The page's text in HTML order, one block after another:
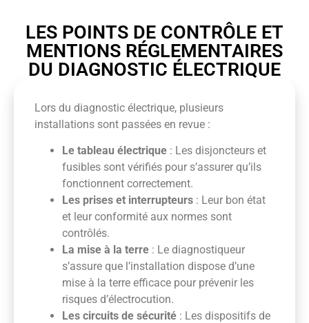
LES POINTS DE CONTRÔLE ET
MENTIONS RÉGLEMENTAIRES
DU DIAGNOSTIC ÉLECTRIQUE
Lors du diagnostic électrique, plusieurs
installations sont passées en revue :
Le tableau électrique : Les disjoncteurs et
fusibles sont vérifiés pour s’assurer qu’ils
fonctionnent correctement.
Les prises et interrupteurs : Leur bon état
et leur conformité aux normes sont
contrôlés.
La mise à la terre : Le diagnostiqueur
s’assure que l’installation dispose d’une
mise à la terre efficace pour prévenir les
risques d’électrocution.
Les circuits de sécurité : Les dispositifs de